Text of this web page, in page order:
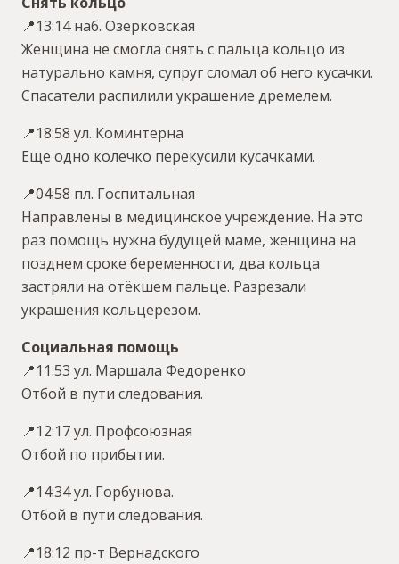
📍13:14 наб. Озерковская
Женщина не смогла снять с пальца кольцо из
натурально камня, супруг сломал об него кусачки.
Спасатели распилили украшение дремелем.
📍18:58 ул. Коминтерна
Еще одно колечко перекусили кусачками.
📍04:58 пл. Госпитальная
Направлены в медицинское учреждение. На это
раз помощь нужна будущей маме, женщина на
позднем сроке беременности, два кольца
застряли на отёкшем пальце. Разрезали
украшения кольцерезом.
Социальная помощь
📍11:53 ул. Маршала Федоренко
Отбой в пути следования.
📍12:17 ул. Профсоюзная
Отбой по прибытии.
📍14:34 ул. Горбунова.
Отбой в пути следования.
📍18:12 пр-т Вернадского